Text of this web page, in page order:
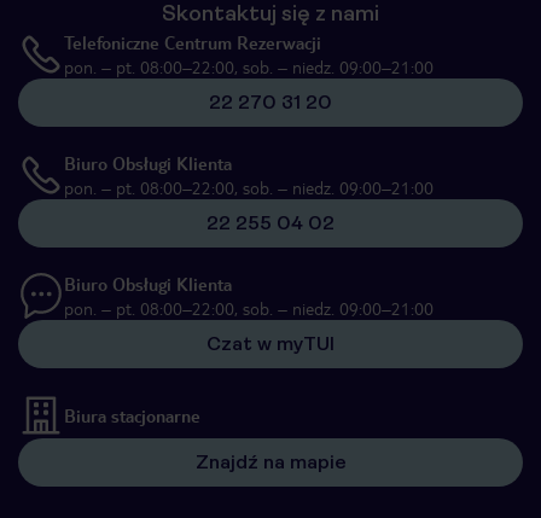
Skontaktuj się z nami
Telefoniczne Centrum Rezerwacji
pon. – pt. 08:00–22:00, sob. – niedz. 09:00–21:00
22 270 31 20
Biuro Obsługi Klienta
pon. – pt. 08:00–22:00, sob. – niedz. 09:00–21:00
22 255 04 02
Biuro Obsługi Klienta
pon. – pt. 08:00–22:00, sob. – niedz. 09:00–21:00
Czat w myTUI
Biura stacjonarne
Znajdź na mapie